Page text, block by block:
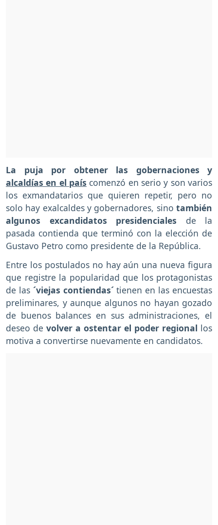
La puja por obtener las gobernaciones y
alcaldías en el país comenzó en serio y son varios
los exmandatarios que quieren repetir, pero no
solo hay exalcaldes y gobernadores, sino también
algunos excandidatos presidenciales de la
pasada contienda que terminó con la elección de
Gustavo Petro como presidente de la República.
Entre los postulados no hay aún una nueva figura
que registre la popularidad que los protagonistas
de las´viejas contiendas´tienen en las encuestas
preliminares, y aunque algunos no hayan gozado
de buenos balances en sus administraciones, el
deseo de volver a ostentar el poder regional los
motiva a convertirse nuevamente en candidatos.